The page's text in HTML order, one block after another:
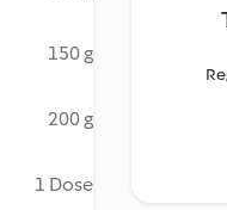
150 g
200 g
1 Dose